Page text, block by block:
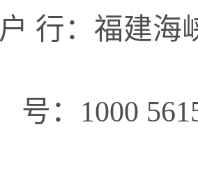
户 行： 福建海
号： 1000